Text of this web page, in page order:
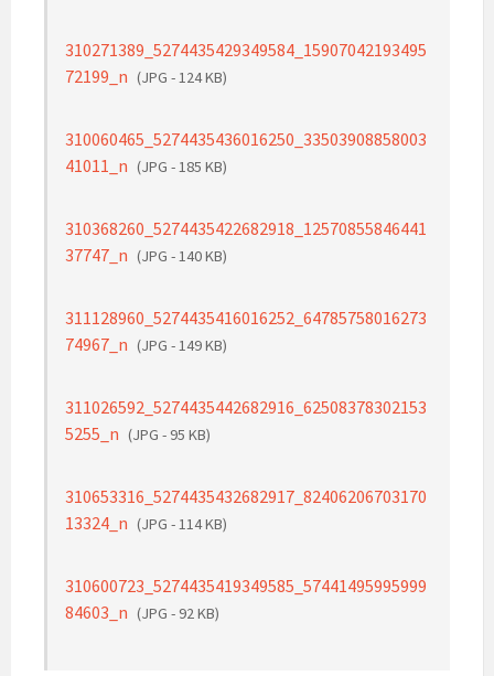
310271389_5274435429349584_15907042193495
72199_n (JPG - 124 KB)
310060465_5274435436016250_33503908858003
41011_n (JPG - 185 KB)
310368260_5274435422682918_12570855846441
37747_n (JPG - 140 KB)
311128960_5274435416016252_64785758016273
74967_n (JPG - 149 KB)
311026592_5274435442682916_62508378302153
5255_n (JPG - 95 KB)
310653316_5274435432682917_82406206703170
13324_n (JPG - 114 KB)
310600723_5274435419349585_57441495995999
84603_n (JPG - 92 KB)